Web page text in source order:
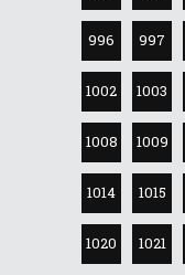
996 997
1002 1003
1008 1009
1014 1015
1020 1021